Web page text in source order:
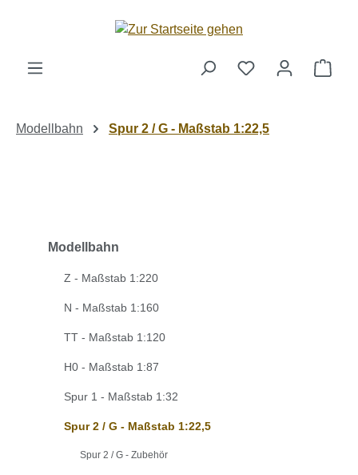
Zum Hauptinhalt springen
Modellbahn Spur 2 / G - Maßstab 1:22,5
Modellbahn
Z - Maßstab 1:220
N - Maßstab 1:160
TT - Maßstab 1:120
H0 - Maßstab 1:87
Spur 1 - Maßstab 1:32
Spur 2 / G - Maßstab 1:22,5
Spur 2 / G - Zubehör